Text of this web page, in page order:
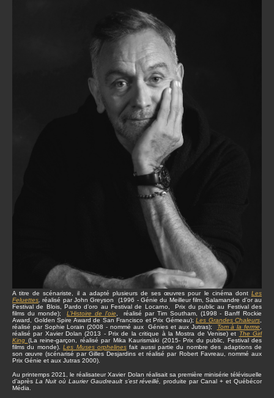
A titre de scénariste, il a adapté plusieurs de ses œuvres pour le cinéma dont Les
Feluettes réalisé par John Greyson (1996 - Génie du Meilleur film, Salamandre d’or au
Festival de Blois, Pardo d’oro au Festival de Locarno, Prix du public au Festival des
films du monde);L’Histoire de l’oie , réalisé par Tim Southam, (1998 - Banff Rockie
Award, Golden Spire Award de San Francisco et Prix Gémeau); Les Grandes Chaleurs
réalisé par Sophie Lorain (2008 - nommé aux Génies et aux Jutras);
Tom à la ferme
réalisé par Xavier Dolan (2013 - Prix de la critique à la Mostra de Venise) et The Girl
King (La reine-garçon, réalisé par Mika Kaurismäki (2015- Prix du public, Festival des
films du monde).Les Muses orphelinesfait aussi partie du nombre des adaptions de
son œuvre (scénarisé par Gilles Desjardins et réalisé par Robert Favreau, nommé aux
Prix Génie et aux Jutras 2000).
Au printemps 2021, le réalisateur Xavier Dolan réalisait sa première minisérie télévisuelle
d’après La Nuit où Laurier Gaudreault s’est réveillé,produite par Canal + et Québécor
Média.